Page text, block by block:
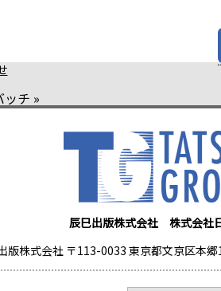
ッチ »
辰巳出版株式会社 株式会社
版株式会社 〒113-0033 東京都文京区本